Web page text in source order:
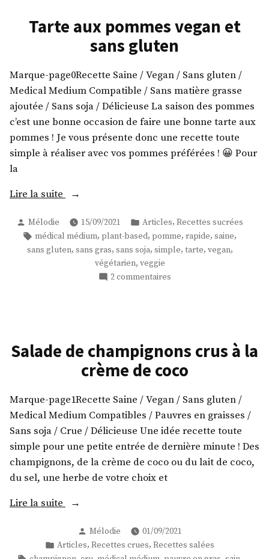
et
!
Tarte aux pommes vegan et
sans gluten
Marque-page0Recette Saine / Vegan / Sans gluten /
Medical Medium Compatible / Sans matière grasse
ajoutée / Sans soja / Délicieuse La saison des pommes
c’est une bonne occasion de faire une bonne tarte aux
pommes ! Je vous présente donc une recette toute
simple à réaliser avec vos pommes préférées ! 😀 Pour
la
Lire la suite
« Tarte
pommes
vegan
et
Publié
par
Mélodie 15/09/2021
Publié
dans
Articles, Recettes sucrées
Étiquettes :
médical médium, plant-based, pomme, rapide, saine,
sans gluten, sans gras, sans soja, simple, tarte, vegan,
végétarien, veggie
2 commentairessur
sans
gluten
Salade de champignons crus à la
crème de coco
Marque-page1Recette Saine / Vegan / Sans gluten /
Medical Medium Compatibles / Pauvres en graisses /
Sans soja / Crue / Délicieuse Une idée recette toute
simple pour une petite entrée de dernière minute ! Des
champignons, de la crème de coco ou du lait de coco,
du sel, une herbe de votre choix et
Lire la suite « Salade
champignons
crus
Publié
par
Mélodie
01/09/2021
Publié
Articles, Recettes crues, Recettes salées